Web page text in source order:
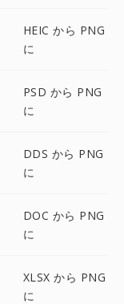
HEIC から PNG
に
PSD から PNG
に
DDS から PNG
に
DOC から PNG
に
XLSX から PNG
に